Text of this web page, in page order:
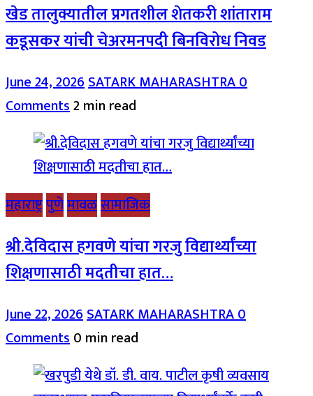
खेड तालुक्यातील प्रगतशील शेतकरी शांताराम
कडूसकर यांची चेअरमनपदी बिनविरोध निवड
June 24, 2026SATARK MAHARASHTRA0
Comments2 min read
महाराष्ट्रपुणेमावळसामाजिक
श्री.देविदास हगवणे यांचा गरजु विद्यार्थ्यांच्या
शिक्षणासाठी मदतीचा हात…
June 22, 2026SATARK MAHARASHTRA0
Comments0 min read